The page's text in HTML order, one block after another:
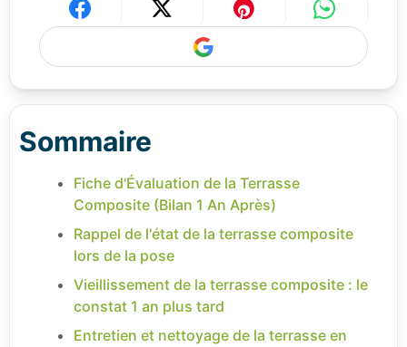
Sommaire
Fiche d'Évaluation de la Terrasse
Composite (Bilan 1 An Après)
Rappel de l'état de la terrasse composite
lors de la pose
Vieillissement de la terrasse composite : le
constat 1 an plus tard
Entretien et nettoyage de la terrasse en